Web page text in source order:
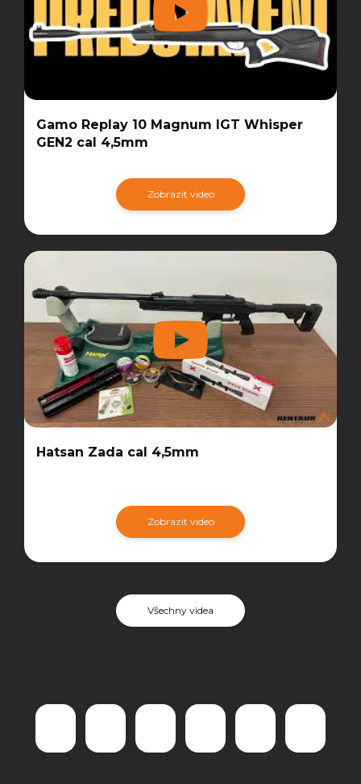
Gamo Replay 10 Magnum IGT Whisper
GEN2 cal 4,5mm
Zobrazit video
Hatsan Zada cal 4,5mm
Zobrazit video
Všechny videa